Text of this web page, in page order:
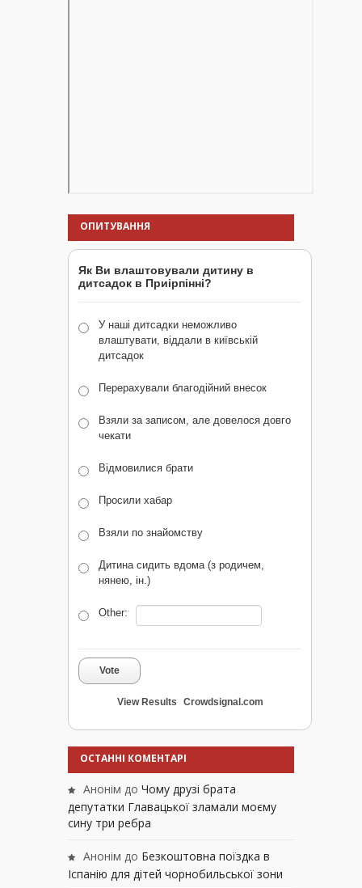
ОПИТУВАННЯ
Як Ви влаштовували дитину в
дитсадок в Приірпінні?
У наші дитсадки неможливо
влаштувати, віддали в київській
дитсадок
Перерахували благодійний внесок
Взяли за записом, але довелося довго
чекати
Відмовилися брати
Просили хабар
Взяли по знайомству
Дитина сидить вдома (з родичем,
нянею, ін.)
Other:
Vote
View Results Crowdsignal.com
ОСТАННІ КОМЕНТАРІ
Анонім до Чому друзі брата
депутатки Главацької зламали моєму
сину три ребра
Анонім до Безкоштовна поїздка в
Іспанію для дітей чорнобильської зони